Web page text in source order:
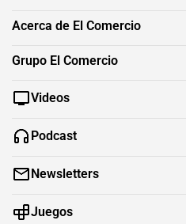
Acerca de El Comercio
Grupo El Comercio
Videos
Podcast
Newsletters
Juegos